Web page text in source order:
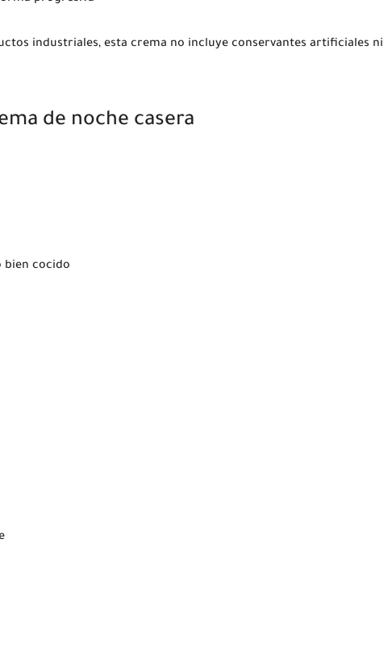
industriales, esta crema no incluye conservantes artificiales ni
de noche casera
bien cocido